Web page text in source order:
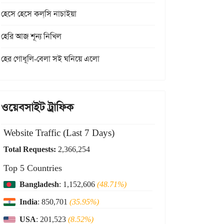
হেসে হেসে কল্‌সি নাচাইয়া
হেরি আজ শূন্য নিখিল
হের গোধূলি-বেলা সই ঘনিয়ে এলো
ওয়েবসাইট ট্রাফিক
Website Traffic (Last 7 Days)
Total Requests: 2,366,254
Top 5 Countries
Bangladesh: 1,152,606(48.71%)
India: 850,701 (35.95%)
USA: 201,523(8.52%)